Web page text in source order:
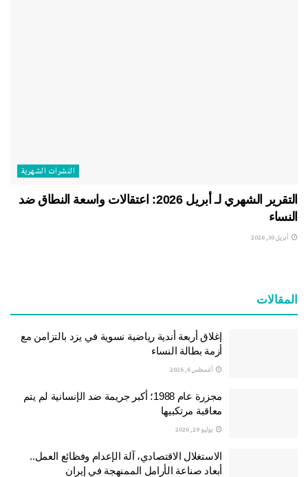
النشرات الشهریة
التقرير الشهري لـ أبريل 2026: اعتقالات واسعة النطاق ضد
النساء
أبريل 30, 2026
المقالات
إغلاق أربعة أندية رياضية نسوية في يزد بالتزامن مع
أزمة بطالة النساء
أغسطس 6, 2026
مجزرة عام 1988؛ أكبر جريمة ضد الإنسانية لم يتم
معاقبة مرتكبيها
يوليو 29, 2026
الاستغلال الاقتصادي، آلة الإعدام وفظائع العمل..
أبعاد صناعة الأرامل الممنهجة في إيران